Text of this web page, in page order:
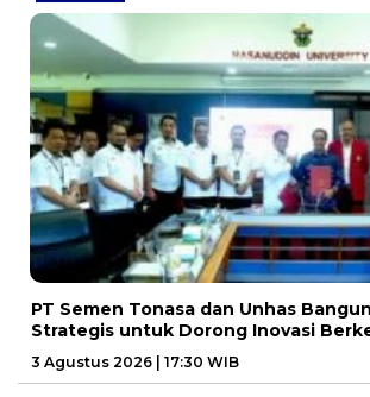
PT Semen Tonasa dan Unhas
Strategis untuk Dorong Inovasi
3 Agustus 2026 | 17:30 WIB